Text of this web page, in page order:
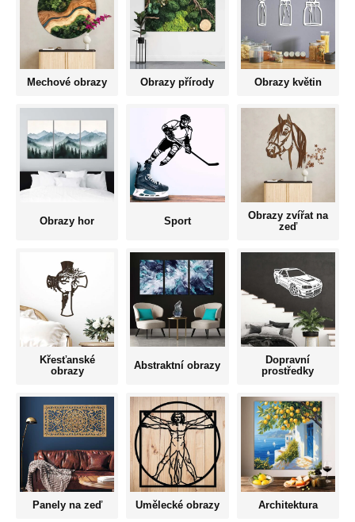
Mechové obrazy Obrazy přírody Obrazy květin
Obrazy hor Sport
Obrazy zvířat na
zeď
Křesťanské
obrazy
Abstraktní obrazy
Dopravní
prostředky
Panely na zeď Umělecké obrazy Architektura